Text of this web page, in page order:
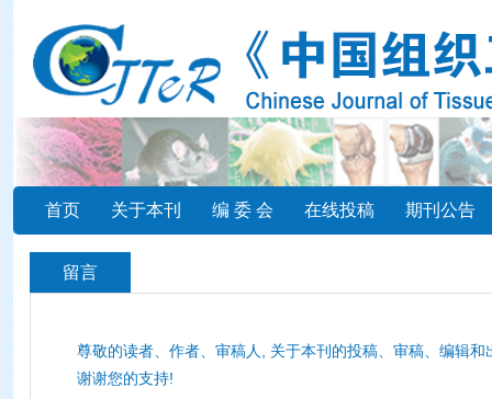
首页 关于本刊 编 委 会 在线投稿 期刊公告
留言
尊敬的读者、作者、审稿人, 关于本刊的投稿、审稿、编辑
谢谢您的支持!